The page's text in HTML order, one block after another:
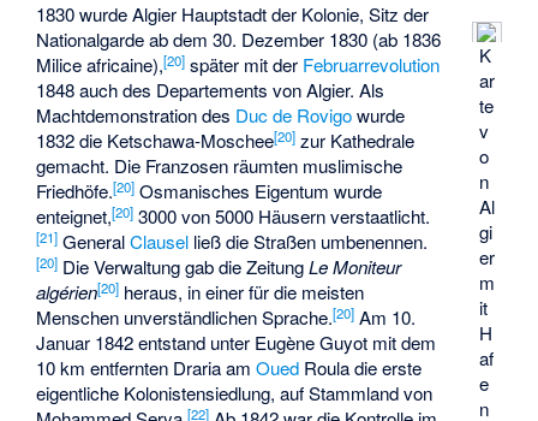
K
ar
te
v
o
n
Al
gi
er
m
it
H
af
e
n
1830 wurde Algier Hauptstadt der Kolonie, Sitz der
Nationalgarde ab dem 30. Dezember 1830 (ab 1836
Milice africaine),[20] später mit der Februarrevolution
1848 auch des Departements von Algier. Als
Machtdemonstration des Duc de Rovigowurde
1832 die Ketschawa-Moschee[20] zur Kathedrale
gemacht. Die Franzosen räumten muslimische
Friedhöfe.[20] Osmanisches Eigentum wurde
enteignet,[20] 3000 von 5000 Häusern verstaatlicht.
[21] GeneralClausel ließ die Straßen umbenennen.
[20] Die Verwaltung gab die ZeitungLe Moniteur
algérien[20] heraus, in einer für die meisten
Menschen unverständlichen Sprache.[20] Am 10.
Januar 1842 entstand unter Eugène Guyot mit dem
10 km entfernten DrariaamOued Roula die erste
eigentliche Kolonistensiedlung, auf Stammland von
[22]